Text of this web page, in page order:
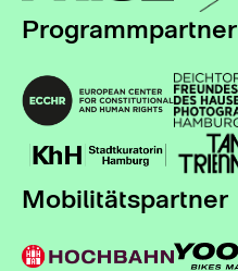
Programmpartner
Mobilitätspartner